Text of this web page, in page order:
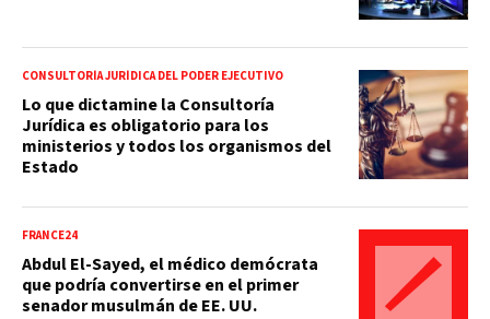
CONSULTORÍA JURÍDICA DEL PODER EJECUTIVO
Lo que dictamine la Consultoría
Jurídica es obligatorio para los
ministerios y todos los organismos del
Estado
FRANCE24
Abdul El-Sayed, el médico demócrata
que podría convertirse en el primer
senador musulmán de EE. UU.